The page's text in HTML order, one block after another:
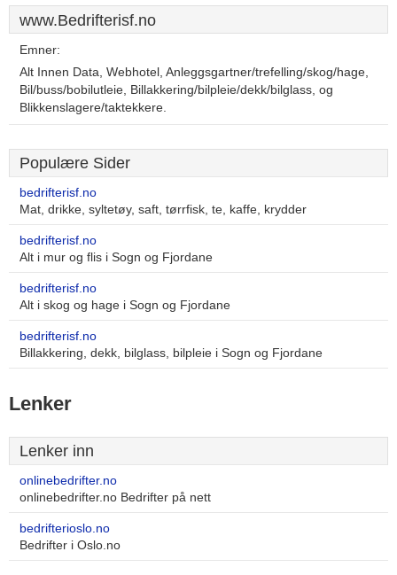
www.Bedrifterisf.no
Emner:
Alt Innen Data, Webhotel, Anleggsgartner/trefelling/skog/hage,
Bil/buss/bobilutleie, Billakkering/bilpleie/dekk/bilglass, og
Blikkenslagere/taktekkere.
Populære Sider
bedrifterisf.no
Mat, drikke, syltetøy, saft, tørrfisk, te, kaffe, krydder
bedrifterisf.no
Alt i mur og flis i Sogn og Fjordane
bedrifterisf.no
Alt i skog og hage i Sogn og Fjordane
bedrifterisf.no
Billakkering, dekk, bilglass, bilpleie i Sogn og Fjordane
Lenker
Lenker inn
onlinebedrifter.no
onlinebedrifter.no Bedrifter på nett
bedrifterioslo.no
Bedrifter i Oslo.no